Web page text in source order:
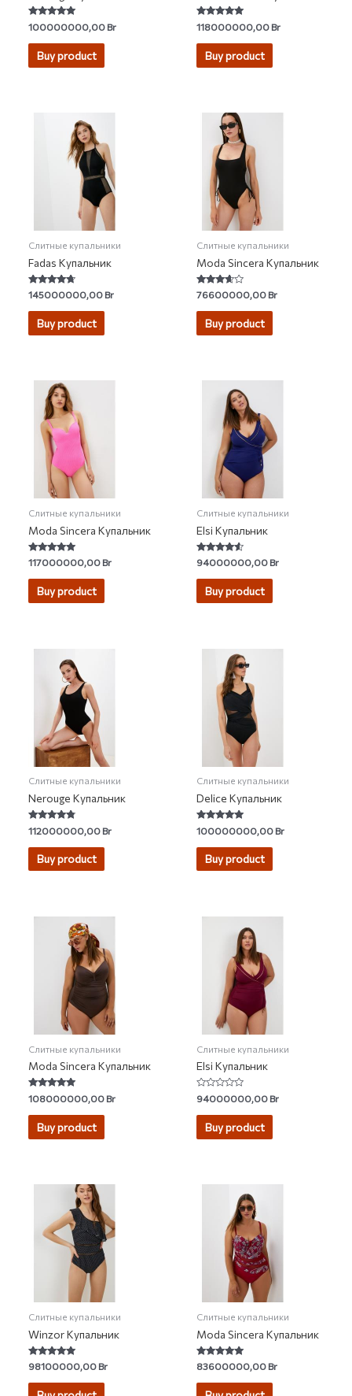
Rated
5.00
out of 5
100000000,00Br
Buy product
Rated
5.00
out of 5
118000000,00Br
Buy product
Слитные купальники
Fadas Купальник
Rated
4.50
out of 5
145000000,00Br
Buy product
Слитные купальники
Moda Sincera Купальник
Rated
3.43
out of 5
76600000,00Br
Buy product
Слитные купальники
Moda Sincera Купальник
Rated
4.71
out of 5
117000000,00Br
Buy product
Слитные купальники
Elsi Купальник
Rated
4.33
out of 5
94000000,00Br
Buy product
Слитные купальники
Nerouge Купальник
Rated
4.57
out of 5
112000000,00Br
Buy product
Слитные купальники
Delice Купальник
Rated
4.67
out of 5
100000000,00Br
Buy product
Слитные купальники
Moda Sincera Купальник
Rated
5.00
out of 5
108000000,00Br
Buy product
Слитные купальники
Elsi Купальник
Rated
0
out
94000000,00Br
Buy product
Слитные купальники
Winzor Купальник
Rated
4.83
out of 5
98100000,00Br
Слитные купальники
Moda Sincera Купальник
Rated
5.00
out of 5
83600000,00Br